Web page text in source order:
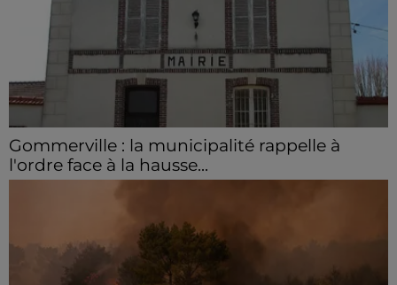
Gommerville : la municipalité rappelle à
l'ordre face à la hausse...
Incrustation de déchets, déjections sur les sites
hausse des incivilités, la mairie de Gommerville
hausse...